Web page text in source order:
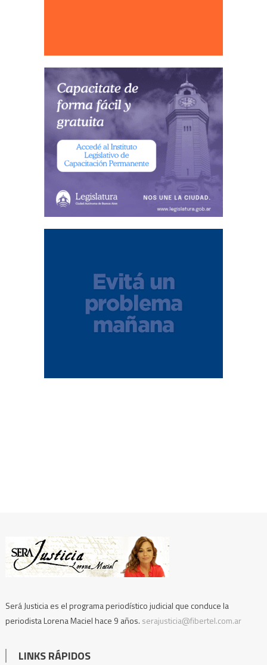
Será Justicia es el programa periodístico judicial que conduce la
periodista Lorena Maciel hace 9 años. serajusticia@fibertel.com.ar
LINKS RÁPIDOS